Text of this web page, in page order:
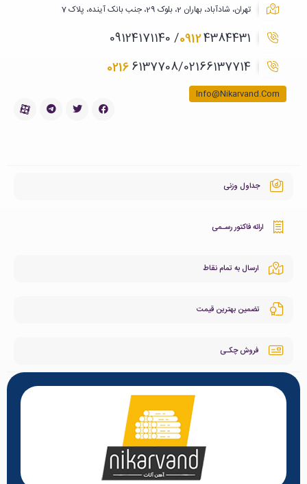
تهران، شادآباد، بهاران 2، بلوک 29، جنب بانک آینده، پلاک 7
09124384431/ 09124171140
02166137708/02166137714
Info@Nikarvand.Com
جداول وزنی
ارائه فاکتور رسـمی
ارسال به تمام نقاط
تضمین بهترین قیمت
فروش چکـی